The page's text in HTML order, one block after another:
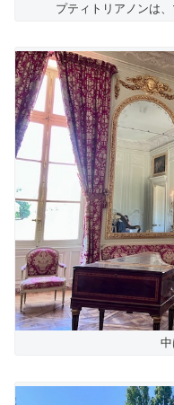
プティトリアノンは